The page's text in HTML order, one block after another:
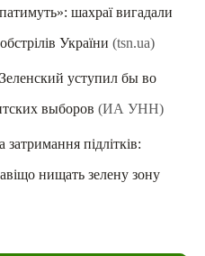
шахраї вигадали
України (tsn.ua)
уступил бы во
выборов (ИА УНН)
підлітків:
нищать зелену зону